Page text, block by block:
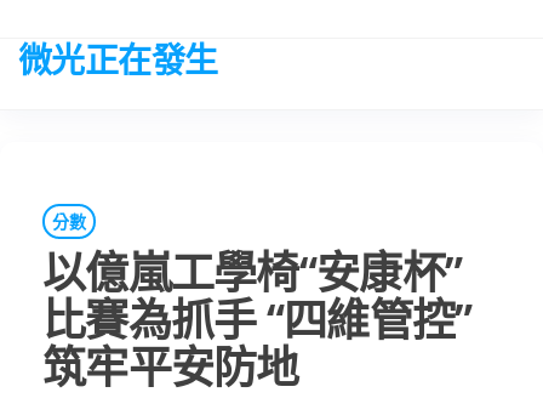
微光正在發生
分數
以億嵐工學椅“安康杯”
比賽為抓手 “四維管控”
筑牢平安防地